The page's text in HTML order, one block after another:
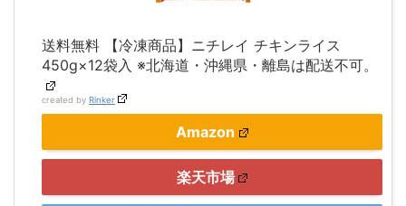
送料無料 【冷凍商品】ニチレイ チキンライス
450g×12袋入 ※北海道・沖縄県・離島は配送不可。
created by Rinker
Amazon
楽天市場